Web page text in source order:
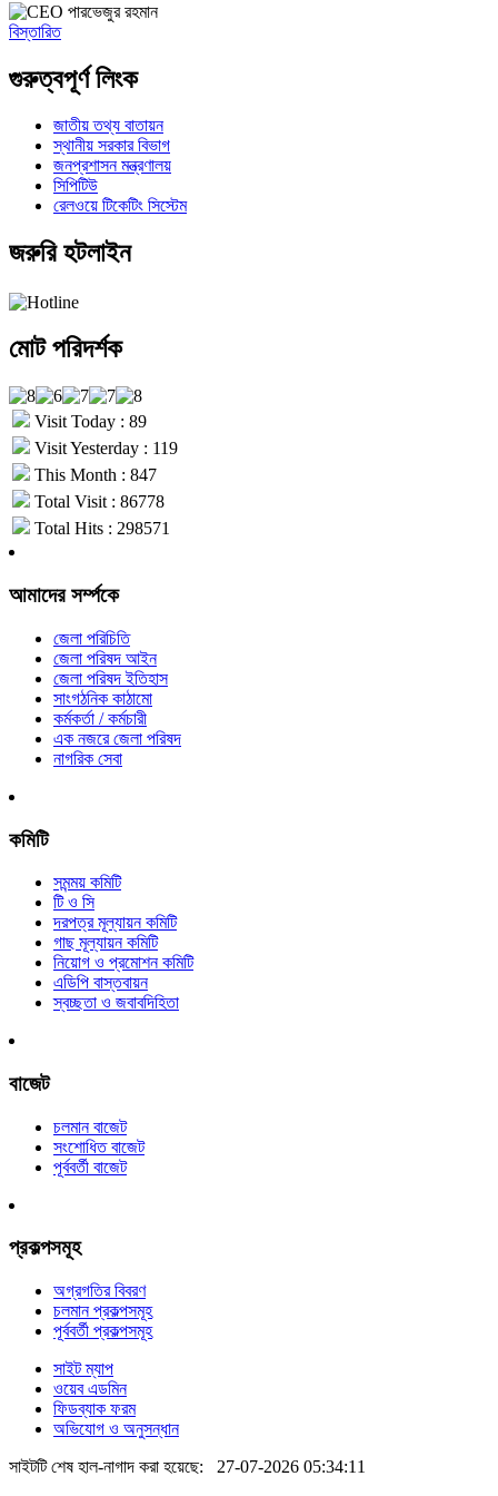
পারভেজুর রহমান
বিস্তারিত
গুরুত্বপূর্ণ লিংক
জাতীয় তথ্য বাতায়ন
স্থানীয় সরকার বিভাগ
জনপ্রশাসন মন্ত্রণালয়
সিপিটিউ
রেলওয়ে টিকেটিং সিস্টেম
জরুরি হটলাইন
মোট পরিদর্শক
Visit Today : 89
Visit Yesterday : 119
This Month : 847
Total Visit : 86778
Total Hits : 298571
আমাদের সর্ম্পকে
জেলা পরিচিতি
জেলা পরিষদ আইন
জেলা পরিষদ ইতিহাস
সাংগঠনিক কাঠামো
কর্মকর্তা / কর্মচারী
এক নজরে জেলা পরিষদ
নাগরিক সেবা
কমিটি
সমন্ময় কমিটি
টি ও সি
দরপত্র মূল্যায়ন কমিটি
গাছ মূল্যায়ন কমিটি
নিয়োগ ও প্রমোশন কমিটি
এডিপি বাস্তবায়ন
স্বচ্ছতা ও জবাবদিহিতা
বাজেট
চলমান বাজেট
সংশোধিত বাজেট
পূর্ববর্তী বাজেট
প্রকল্পসমূহ
অগ্রগতির বিবরণ
চলমান প্রকল্পসমূহ
পূর্ববর্তী প্রকল্পসমূহ
সাইট ম্যাপ
ওয়েব এডমিন
ফিডব্যাক ফরম
অভিযোগ ও অনুসন্ধান
সাইটটি শেষ হাল-নাগাদ করা হয়েছে: 27-07-2026 05:34:11